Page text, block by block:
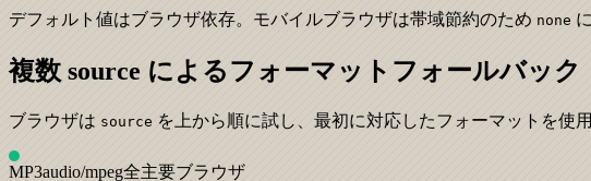
デフォルト値はブラウザ依存。モバイルブラウザは帯域節約のため none
複数 source によるフォーマットフォールバック
ブラウザは source を上から順に試し、最初に対応したフォーマットを使用
MP3audio/mpeg全主要ブラウザ